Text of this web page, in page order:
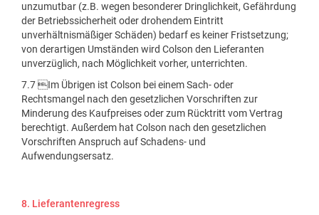
unzumutbar (z.B. wegen besonderer Dringlichkeit, Gefährdung
der Betriebssicherheit oder drohendem Eintritt
unverhältnismäßiger Schäden) bedarf es keiner Fristsetzung;
von derartigen Umständen wird Colson den Lieferanten
unverzüglich, nach Möglichkeit vorher, unterrichten.
7.7 Im Übrigen ist Colson bei einem Sach- oder
Rechtsmangel nach den gesetzlichen Vorschriften zur
Minderung des Kaufpreises oder zum Rücktritt vom Vertrag
berechtigt. Außerdem hat Colson nach den gesetzlichen
Vorschriften Anspruch auf Schadens- und
Aufwendungsersatz.
8. Lieferantenregress